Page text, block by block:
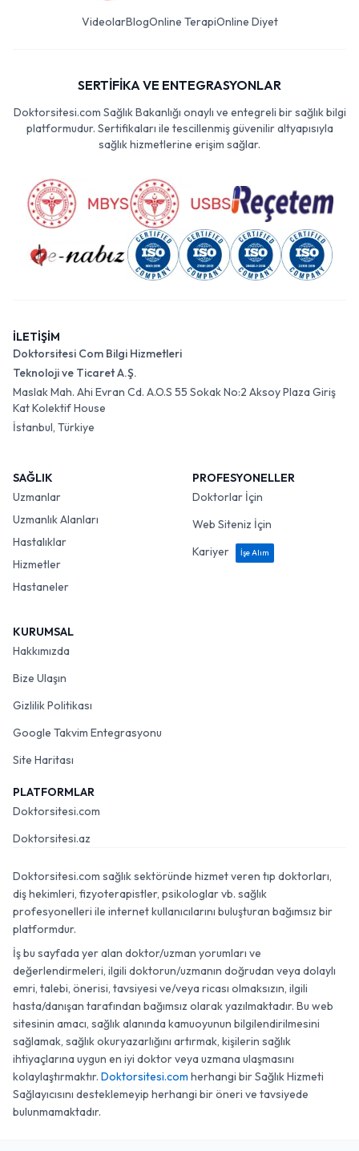
VideolarBlogOnline TerapiOnline Diyet
SERTİFİKA VE ENTEGRASYONLAR
Doktorsitesi.com Sağlık Bakanlığı onaylı ve entegreli bir sağlık bilgi
platformudur. Sertifikaları ile tescillenmiş güvenilir altyapısıyla
sağlık hizmetlerine erişim sağlar.
İLETİŞİM
Doktorsitesi Com Bilgi Hizmetleri
Teknoloji ve Ticaret A.Ş.
Maslak Mah. Ahi Evran Cd. A.O.S 55 Sokak No:2 Aksoy Plaza Giriş
Kat Kolektif House
İstanbul, Türkiye
SAĞLIK
Uzmanlar
Uzmanlık Alanları
Hastalıklar
Hizmetler
Hastaneler
PROFESYONELLER
Doktorlar İçin
Web Siteniz İçin
Kariyer
İşe Alım
KURUMSAL
Hakkımızda
Bize Ulaşın
Gizlilik Politikası
Google Takvim Entegrasyonu
Site Haritası
PLATFORMLAR
Doktorsitesi.com
Doktorsitesi.az
Doktorsitesi.com sağlık sektöründe hizmet veren tıp doktorları,
diş hekimleri, fizyoterapistler, psikologlar vb. sağlık
profesyonelleri ile internet kullanıcılarını buluşturan bağımsız bir
platformdur.
İş bu sayfada yer alan doktor/uzman yorumları ve
değerlendirmeleri, ilgili doktorun/uzmanın doğrudan veya dolaylı
emri, talebi, önerisi, tavsiyesi ve/veya ricası olmaksızın, ilgili
hasta/danışan tarafından bağımsız olarak yazılmaktadır. Bu web
sitesinin amacı, sağlık alanında kamuoyunun bilgilendirilmesini
sağlamak, sağlık okuryazarlığını artırmak, kişilerin sağlık
ihtiyaçlarına uygun en iyi doktor veya uzmana ulaşmasını
kolaylaştırmaktır. Doktorsitesi.com herhangi bir Sağlık Hizmeti
Sağlayıcısını desteklemeyip herhangi bir öneri ve tavsiyede
bulunmamaktadır.